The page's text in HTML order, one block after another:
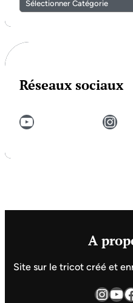
Réseaux sociaux
YouTube Instagram
A
Site sur le tricot créé et
InstagramYouTube Facebook